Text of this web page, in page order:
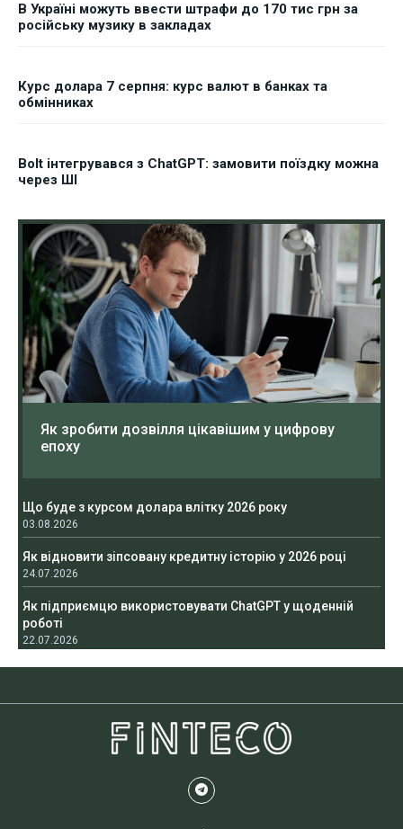
В Україні можуть ввести штрафи до 170 тис грн за
російську музику в закладах
Курс долара 7 серпня: курс валют в банках та
обмінниках
Bolt інтегрувався з ChatGPT: замовити поїздку можна
через ШІ
Як зробити дозвілля цікавішим у цифрову
епоху
Що буде з курсом долара влітку 2026 року
03.08.2026
Як відновити зіпсовану кредитну історію у 2026 році
24.07.2026
Як підприємцю використовувати ChatGPT у щоденній
роботі
22.07.2026